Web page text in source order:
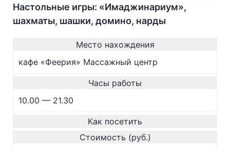
Настольные игры: «Имаджинариум»,
шахматы, шашки, домино, нарды
Место нахождения
кафе «Феерия» Массажный центр
Часы работы
10.00 — 21.30
Как посетить
Стоимость (руб.)